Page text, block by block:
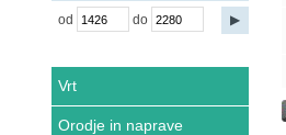
od do
Vrt
Orodje in naprave